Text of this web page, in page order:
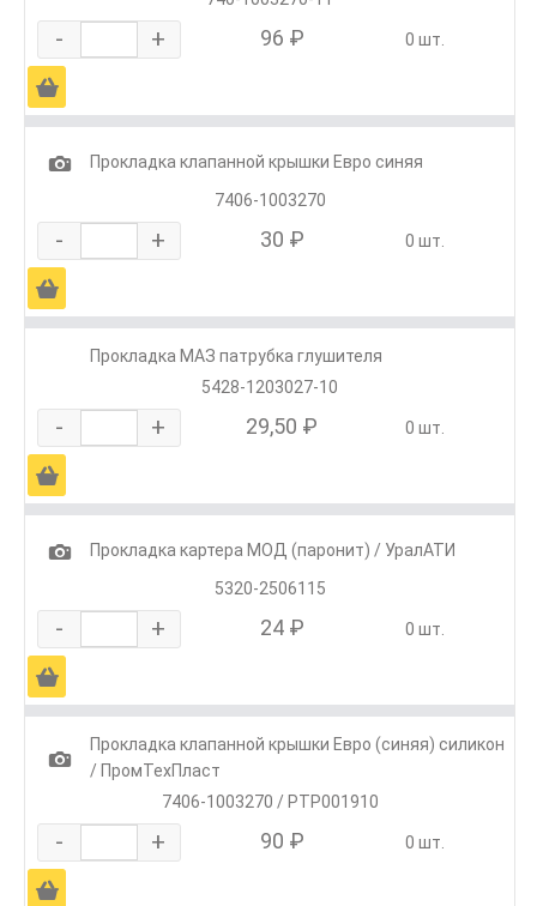
- + 96 ₽ 0 шт.
Ä
1
Прокладка клапанной крышки Евро синяя
7406-1003270
- + 30 ₽ 0 шт.
Ä
Прокладка МАЗ патрубка глушителя
5428-1203027-10
- + 29,50 ₽ 0 шт.
Ä
1
Прокладка картера МОД (паронит) / УралАТИ
5320-2506115
- + 24 ₽ 0 шт.
Ä
1
Прокладка клапанной крышки Евро (синяя) силикон
/ ПромТехПласт
7406-1003270 / РТР001910
- + 90 ₽ 0 шт.
Ä